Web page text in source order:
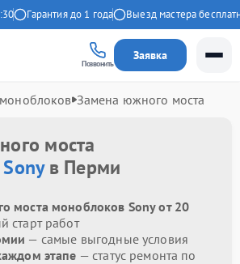
Гарантия до 1 года Выезд мастера бесплатно
Позвонить
Заявка
Замена южного моста
моста
Sonyв Перми
моста моноблоков Sony от 20
старт работ
— самые выгодные условия
этапе — статус ремонта по